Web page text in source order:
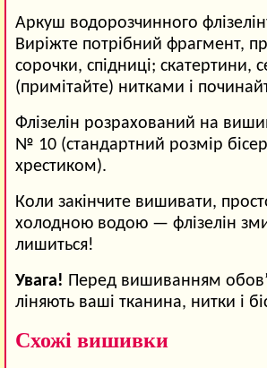
Аркуш водорозчинного
Виріжте потрібний фрагмент,
сорочки, спідниці; скатертини,
(примітайте) нитками і
Флізелін розрахований на
№ 10 (стандартний розмір
хрестиком).
Коли закінчите вишивати,
холодною водою — флізелін
лишиться!
Увага! Перед вишиванням
ліняють ваші тканина, нитки і
Схожі вишивки